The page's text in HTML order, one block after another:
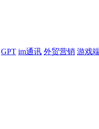
GPT im通讯 外贸营销 游戏